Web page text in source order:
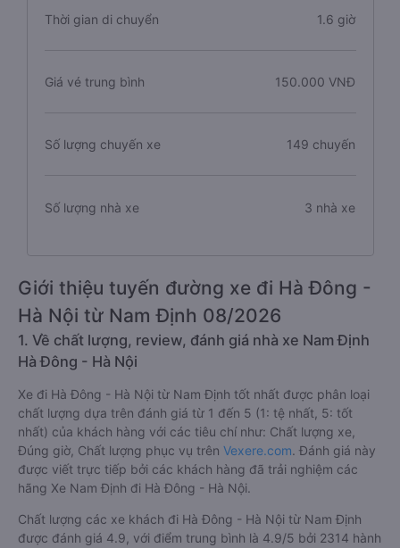
Thời gian di chuyển 1.6 giờ
Giá vé trung bình 150.000 VNĐ
Số lượng chuyến xe 149 chuyến
Số lượng nhà xe 3 nhà xe
Giới thiệu tuyến đường xe đi Hà Đông -
Hà Nội từ Nam Định 08/2026
1. Về chất lượng, review, đánh giá nhà xe Nam Định
Hà Đông - Hà Nội
Xe đi Hà Đông - Hà Nội từ Nam Định tốt nhất được phân loại
chất lượng dựa trên đánh giá từ 1 đến 5 (1: tệ nhất, 5: tốt
nhất) của khách hàng với các tiêu chí như: Chất lượng xe,
Đúng giờ, Chất lượng phục vụ trên Vexere.com. Đánh giá này
được viết trực tiếp bởi các khách hàng đã trải nghiệm các
hãng Xe Nam Định đi Hà Đông - Hà Nội.
Chất lượng các xe khách đi Hà Đông - Hà Nội từ Nam Định
được đánh giá 4.9, với điểm trung bình là 4.9/5 bởi 2314 hành